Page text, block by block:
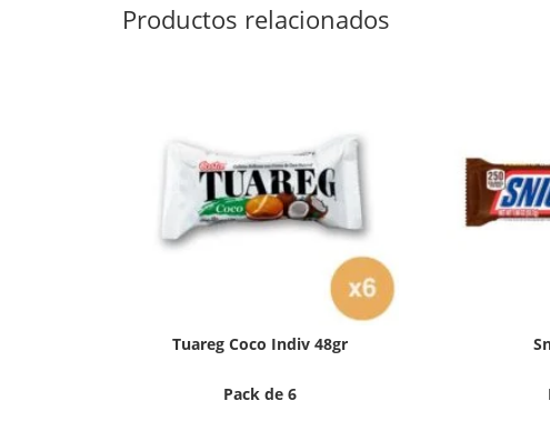
Productos relacionados
Tuareg Coco Indiv 48gr
Pack de 6